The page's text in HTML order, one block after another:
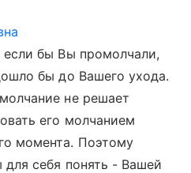
если бы Вы промолчали,
бы до Вашего ухода.
не решает
его молчанием
момента. Поэтому
себя понять - Вашей